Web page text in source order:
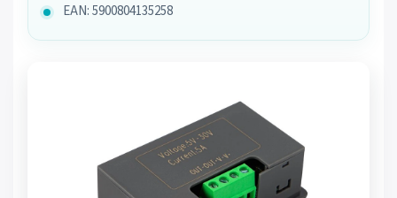
EAN: 5900804135258